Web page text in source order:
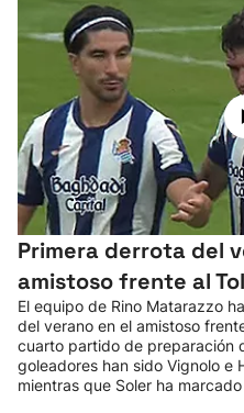
Primera derrota del
amistoso frente al
El equipo de Rino Matarazzo
del verano en el amistoso
cuarto partido de preparación
goleadores han sido Vignolo e
mientras que Soler ha